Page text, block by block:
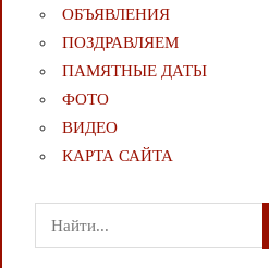
ОБЪЯВЛЕНИЯ
ПОЗДРАВЛЯЕМ
ПАМЯТНЫЕ ДАТЫ
ФОТО
ВИДЕО
КАРТА САЙТА
Поиск
для: